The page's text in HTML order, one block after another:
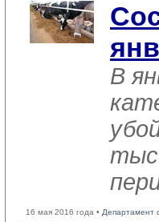
В
16 мая 2016 года • Департамент